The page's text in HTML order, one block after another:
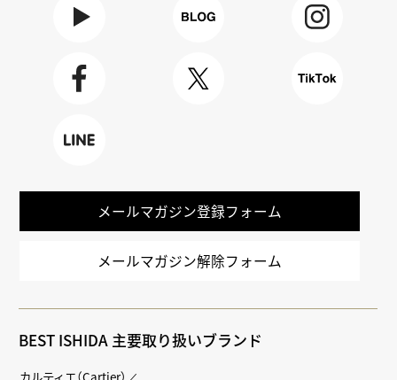
メールマガジン登録フォーム
メールマガジン解除フォーム
BEST ISHIDA 主要取り扱いブランド